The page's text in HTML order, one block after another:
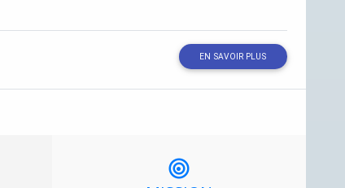
EN SAVOIR PLUS